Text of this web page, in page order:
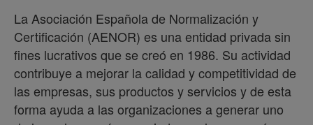
La Asociación Española de Normalización y
Certificación (AENOR) es una entidad privada sin
fines lucrativos que se creó en 1986. Su actividad
contribuye a mejorar la calidad y competitividad de
las empresas, sus productos y servicios y de esta
forma ayuda a las organizaciones a generar uno